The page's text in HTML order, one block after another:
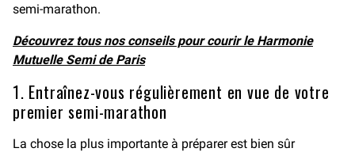
semi-marathon.
Découvrez tous nos conseils pour courir le Harmonie
Mutuelle Semi de Paris
1. Entraînez-vous régulièrement en vue de votre
premier semi-marathon
La chose la plus importante à préparer est bien sûr